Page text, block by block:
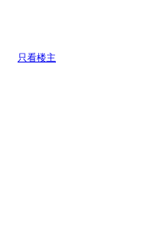
只看楼主